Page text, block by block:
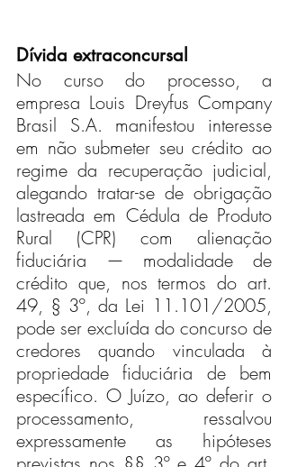
Dívida extraconcursal
No curso do processo, a
empresa Louis Dreyfus Company
Brasil S.A. manifestou interesse
em não submeter seu crédito ao
regime da recuperação judicial,
alegando tratar-se de obrigação
lastreada em Cédula de Produto
Rural (CPR) com alienação
fiduciária — modalidade de
crédito que, nos termos do art.
49, § 3º, da Lei 11.101/2005,
pode ser excluída do concurso de
credores quando vinculada à
propriedade fiduciária de bem
específico. O Juízo, ao deferir o
processamento, ressalvou
expressamente as hipóteses